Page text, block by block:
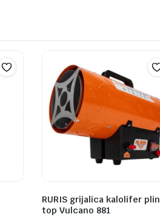
RURIS grijalica kalolifer
top Vulcano 881